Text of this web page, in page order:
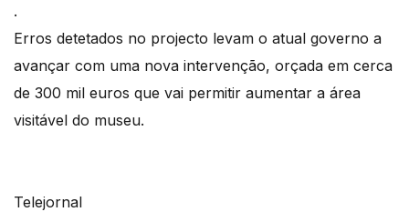
.
Erros detetados no projecto levam o atual governo a
avançar com uma nova intervenção, orçada em cerca
de 300 mil euros que vai permitir aumentar a área
visitável do museu.
Telejornal